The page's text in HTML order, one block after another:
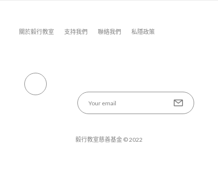
關於毅行教室 支持我們 聯絡我們 私隱政策
毅行教室慈善基金 © 2022